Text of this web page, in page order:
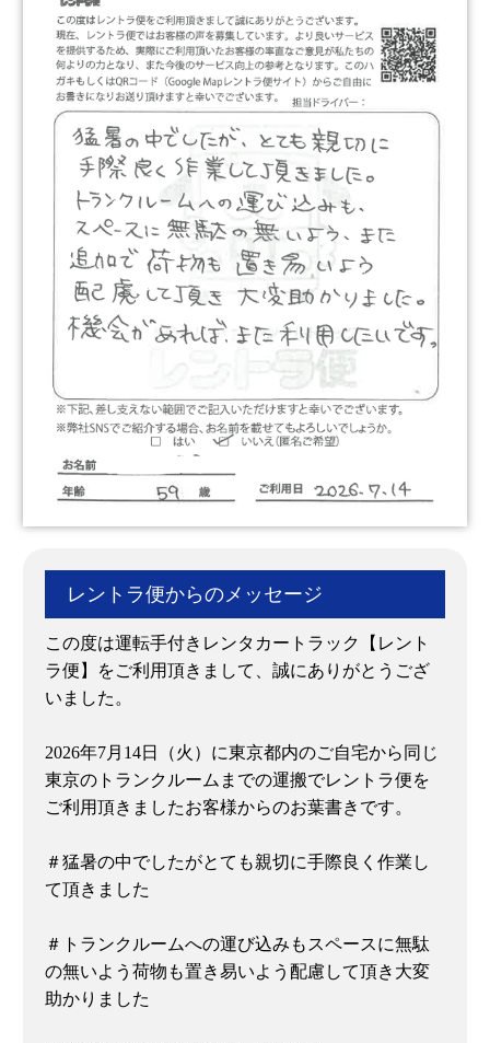
レントラ便からのメッセージ
この度は運転手付きレンタカートラック【レント
ラ便】をご利用頂きまして、誠にありがとうござ
いました。
2026年7月14日（火）に東京都内のご自宅から同じ
東京のトランクルームまでの運搬でレントラ便を
ご利用頂きましたお客様からのお葉書きです。
＃猛暑の中でしたがとても親切に手際良く作業し
て頂きました
＃トランクルームへの運び込みもスペースに無駄
の無いよう荷物も置き易いよう配慮して頂き大変
助かりました